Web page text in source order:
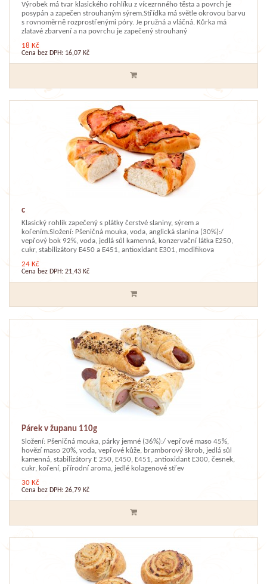
Výrobek má tvar klasického rohlíku z vícezrnného těsta a povrch je
posypán a zapečen strouhaným sýrem.Střídka má světle okrovou barvu
s rovnoměrně rozprostřenými póry. Je pružná a vláčná. Kůrka má
zlatavé zbarvení a na povrchu je zapečený strouhaný
18 Kč
Cena bez DPH: 16,07 Kč
c
Klasický rohlík zapečený s plátky čerstvé slaniny, sýrem a
kořením.Složení: Pšeničná mouka, voda, anglická slanina (30%):/
vepřový bok 92%, voda, jedlá sůl kamenná, konzervační látka E250,
cukr, stabilizátory E450 a E451, antioxidant E301, modifikova
24 Kč
Cena bez DPH: 21,43 Kč
Párek v županu 110g
Složení: Pšeničná mouka, párky jemné (36%):/ vepřové maso 45%,
hovězí maso 20%, voda, vepřové kůže, bramborový škrob, jedlá sůl
kamenná, stabilizátory E 250, E450, E451, antioxidant E300, česnek,
cukr, koření, přírodní aroma, jedlé kolagenové střev
30 Kč
Cena bez DPH: 26,79 Kč